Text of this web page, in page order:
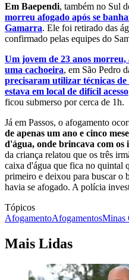
Em Baependi, também no Sul
morreu afogado após se
Gamarra. Ele foi retirado das
confirmado pelas equipes do
Um jovem de 23 anos morreu,
uma cachoeira, em São Pedro
precisaram utilizar técnicas
estava em local de difícil acesso
ficou submerso por cerca de 1h.
Já em Passos, o afogamento
de apenas um ano e cinco
d'água, onde brincava com os
da criança relatou que os três
caixa d'água que fica no quintal
primeiro e deixou para buscar o
havia se afogado. A polícia
Tópicos
AfogamentoAfogamentosMinas
Mais Lidas